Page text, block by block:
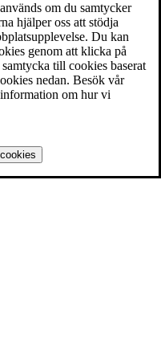
om du samtycker
hjälper oss att stödja
Du kan
genom att klicka på
till cookies baserat
nedan. Besök vår
om hur vi